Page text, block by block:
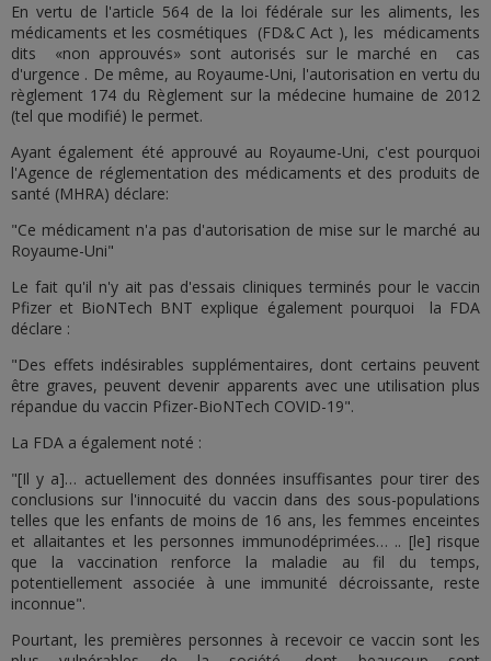
En vertu de l'article 564 de la loi fédérale sur les aliments, les
médicaments et les cosmétiques (FD&C Act ), les médicaments
dits «non approuvés» sont autorisés sur le marché en cas
d'urgence . De même, au Royaume-Uni, l'autorisation en vertu du
règlement 174 du Règlement sur la médecine humaine de 2012
(tel que modifié) le permet.
Ayant également été approuvé au Royaume-Uni, c'est pourquoi
l'Agence de réglementation des médicaments et des produits de
santé (MHRA) déclare:
"Ce médicament n'a pas d'autorisation de mise sur le marché au
Royaume-Uni"
Le fait qu'il n'y ait pas d'essais cliniques terminés pour le vaccin
Pfizer et BioNTech BNT explique également pourquoi la FDA
déclare :
"Des effets indésirables supplémentaires, dont certains peuvent
être graves, peuvent devenir apparents avec une utilisation plus
répandue du vaccin Pfizer-BioNTech COVID-19".
La FDA a également noté :
"[Il y a]… actuellement des données insuffisantes pour tirer des
conclusions sur l'innocuité du vaccin dans des sous-populations
telles que les enfants de moins de 16 ans, les femmes enceintes
et allaitantes et les personnes immunodéprimées… .. [le] risque
que la vaccination renforce la maladie au fil du temps,
potentiellement associée à une immunité décroissante, reste
inconnue".
Pourtant, les premières personnes à recevoir ce vaccin sont les